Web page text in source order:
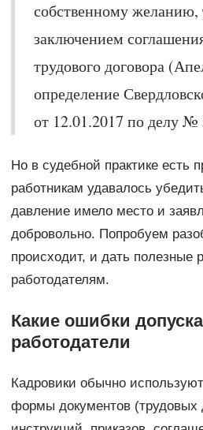
собственному желанию,
заключением
трудового договора
определение
от 12.01.2017 по делу №
Но в судебной практике есть
работникам удавалось
давление имело место и
добровольно. Попробуем
происходит, и дать полезные
работодателям.
Какие ошибки
работодатели
Кадровики обычно
формы документов (трудовых